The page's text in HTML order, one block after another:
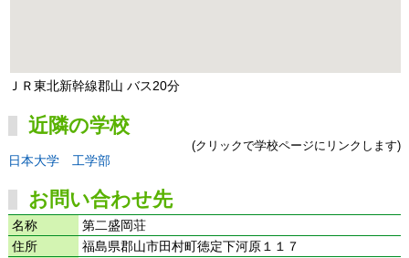
ＪＲ東北新幹線郡山 バス20分
近隣の学校
(クリックで学校ページにリンクします)
日本大学 工学部
お問い合わせ先
名称
第二盛岡荘
住所
福島県郡山市田村町徳定下河原１１７